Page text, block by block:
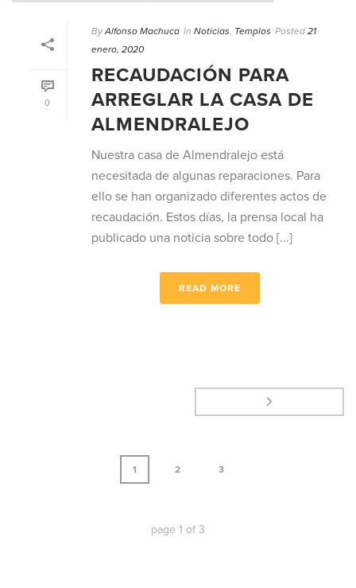
0
By Alfonso Machuca In Noticias, Templos Posted 21
enero, 2020
RECAUDACIÓN PARA
ARREGLAR LA CASA DE
ALMENDRALEJO
Nuestra casa de Almendralejo está
necesitada de algunas reparaciones. Para
ello se han organizado diferentes actos de
recaudación. Estos días, la prensa local ha
publicado una noticia sobre todo [...]
READ MORE
1 2 3
page 1 of 3